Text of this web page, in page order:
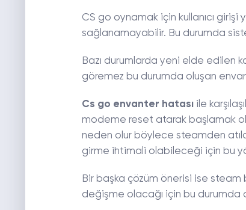
CS go oynamak için kullanıcı girişi
sağlanamayabilir. Bu durumda
Bazı durumlarda yeni elde edilen
göremez bu durumda oluşan
Cs go envanter hatasıile
modeme reset atarak başlamak
neden olur böylece steamden
girme ihtimali olabileceği için bu
Bir başka çözüm önerisi ise
değişme olacağı için bu durumda